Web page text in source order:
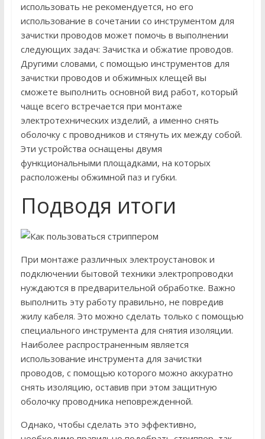
использовать не рекомендуется, но его
использование в сочетании со инструментом для
зачистки проводов может помочь в выполнении
следующих задач: Зачистка и обжатие проводов.
Другими словами, с помощью инструментов для
зачистки проводов и обжимных клещей вы
сможете выполнить основной вид работ, который
чаще всего встречается при монтаже
электротехнических изделий, а именно снять
оболочку с проводников и стянуть их между собой.
Эти устройства оснащены двумя
функциональными площадками, на которых
расположены обжимной паз и губки.
Подводя итоги
При монтаже различных электроустановок и
подключении бытовой техники электропроводки
нуждаются в предварительной обработке. Важно
выполнить эту работу правильно, не повредив
жилу кабеля. Это можно сделать только с помощью
специального инструмента для снятия изоляции.
Наиболее распространенным является
использование инструмента для зачистки
проводов, с помощью которого можно аккуратно
снять изоляцию, оставив при этом защитную
оболочку проводника неповрежденной.
Однако, чтобы сделать это эффективно,